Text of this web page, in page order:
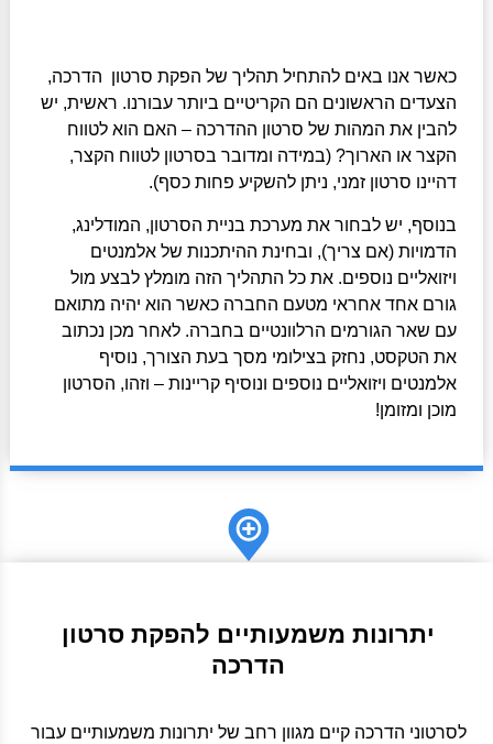
כאשר אנו באים להתחיל תהליך של הפקת סרטון הדרכה,
הצעדים הראשונים הם הקריטיים ביותר עבורנו. ראשית, יש
להבין את המהות של סרטון ההדרכה – האם הוא לטווח
הקצר או הארוך? (במידה ומדובר בסרטון לטווח הקצר,
דהיינו סרטון זמני, ניתן להשקיע פחות כסף).
בנוסף, יש לבחור את מערכת בניית הסרטון, המודלינג,
הדמויות (אם צריך), ובחינת ההיתכנות של אלמנטים
ויזואליים נוספים. את כל התהליך הזה מומלץ לבצע מול
גורם אחד אחראי מטעם החברה כאשר הוא יהיה מתואם
עם שאר הגורמים הרלוונטיים בחברה. לאחר מכן נכתוב
את הטקסט, נחזק בצילומי מסך בעת הצורך, נוסיף
אלמנטים ויזואליים נוספים ונוסיף קריינות – וזהו, הסרטון
מוכן ומזומן!
יתרונות משמעותיים להפקת סרטון
הדרכה
לסרטוני הדרכה קיים מגוון רחב של יתרונות משמעותיים עבור